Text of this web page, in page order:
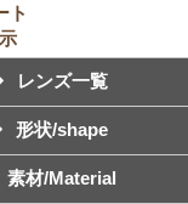
ト
レンズ一覧
形状/shape
素材/Material